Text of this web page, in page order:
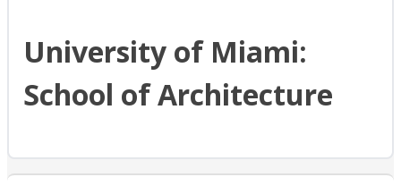
University of Miami:
School of Architecture